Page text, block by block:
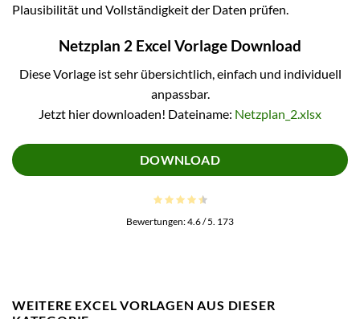
Plausibilität und Vollständigkeit der Daten prüfen.
Netzplan 2 Excel Vorlage Download
Diese Vorlage ist sehr übersichtlich, einfach und individuell
anpassbar.
Jetzt hier downloaden! Dateiname: Netzplan_2.xlsx
DOWNLOAD
Bewertungen:4.6/ 5. 173
WEITERE EXCEL VORLAGEN AUS DIESER